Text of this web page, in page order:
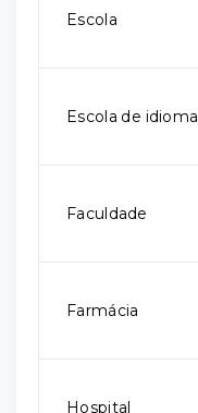
Escola
Escola de idioma
Faculdade
Farmácia
Hospital